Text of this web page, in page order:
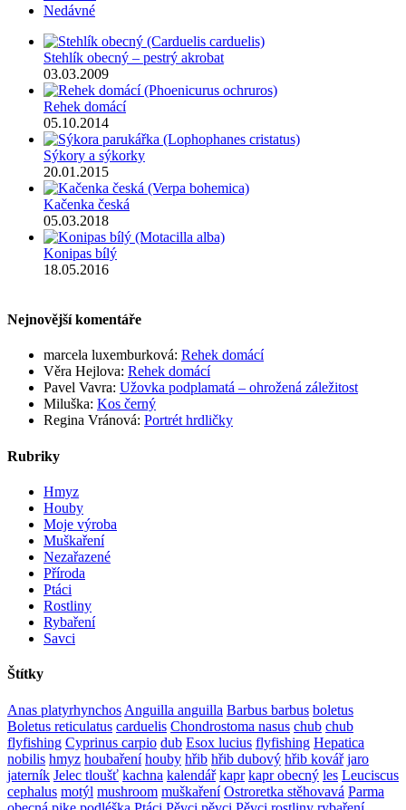
Nedávné
Stehlík obecný – pestrý akrobat
03.03.2009
Rehek domácí
05.10.2014
Sýkory a sýkorky
20.01.2015
Kačenka česká
05.03.2018
Konipas bílý
18.05.2016
Nejnovější komentáře
marcela luxemburková: Rehek domácí
Věra Hejlova: Rehek domácí
Pavel Vavra: Užovka podplamatá – ohrožená záležitost
Miluška: Kos černý
Regina Vránová: Portrét hrdličky
Rubriky
Hmyz
Houby
Moje výroba
Muškaření
Nezařazené
Příroda
Ptáci
Rostliny
Rybaření
Savci
Štítky
Anas platyrhynchos Anguilla anguilla Barbus barbus boletus
Boletus reticulatus carduelis Chondrostoma nasus chub chub
flyfishing Cyprinus carpio dub Esox lucius flyfishing Hepatica
nobilis hmyz houbaření houby hřib hřib dubový hřib kovář jaro
jaterník Jelec tloušť kachna kalendář kapr kapr obecný les Leuciscus
cephalus motýl mushroom muškaření Ostroretka stěhovavá Parma